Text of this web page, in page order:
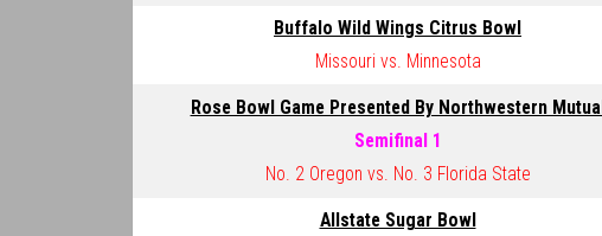
Buffalo Wild Wings Citrus Bowl
Missouri vs. Minnesota
Rose Bowl Game Presented By Northwestern Mutual
Semifinal 1
No. 2 Oregon vs. No. 3 Florida State
Allstate Sugar Bowl